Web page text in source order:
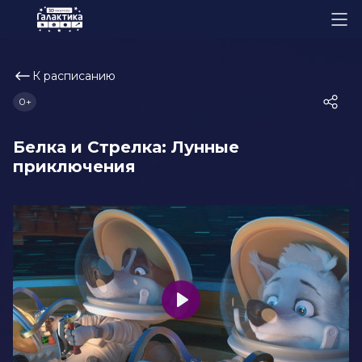
К расписанию
Белка и Стрелка: Лунные
приключения
0+
Play